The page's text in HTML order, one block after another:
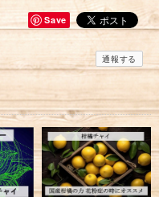
Save
通報する